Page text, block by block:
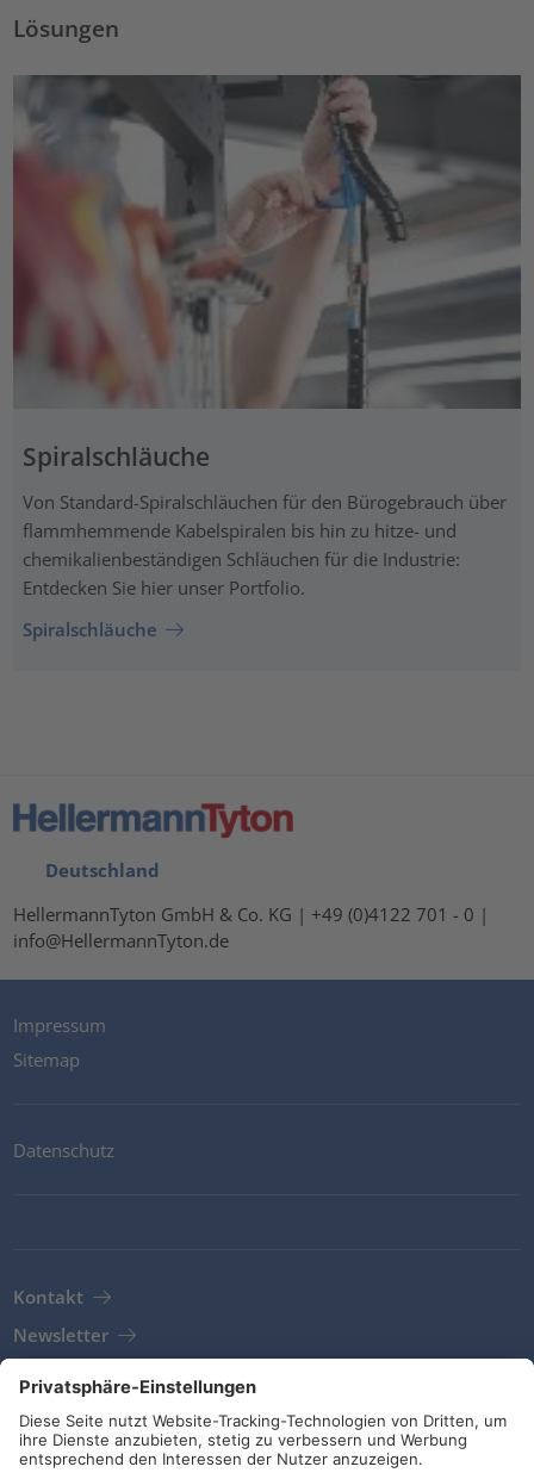
Lösungen
Spiralschläuche
Von Standard-Spiralschläuchen für den Bürogebrauch über
flammhemmende Kabelspiralen bis hin zu hitze- und
chemikalienbeständigen Schläuchen für die Industrie:
Entdecken Sie hier unser Portfolio.
Spiralschläuche
Deutschland
HellermannTyton GmbH & Co. KG | +49 (0)4122 701 - 0 |
info@HellermannTyton.de
Impressum
Sitemap
Datenschutz
Kontakt
Newsletter
AGB
Richtlinien und Bekentnisse